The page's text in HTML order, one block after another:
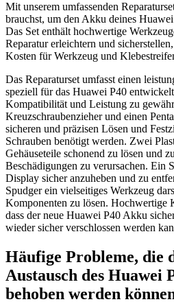
Mit unserem umfassenden
brauchst, um den Akku deines
Das Set enthält hochwertige
Reparatur erleichtern und
Kosten für Werkzeug und
Das Reparaturset umfasst einen
speziell für das Huawei P40
Kompatibilität und Leistung zu
Kreuzschraubenzieher und einen
sicheren und präzisen Lösen und
Schrauben benötigt werden. Zwei
Gehäuseteile schonend zu lösen und
Beschädigungen zu verursachen. Ein
Display sicher anzuheben und zu
Spudger ein vielseitiges Werkzeug
Komponenten zu lösen. Hochwertige
dass der neue Huawei P40 Akku
wieder sicher verschlossen werden
Häufige Probleme, die
Austausch des Huawei
behoben werden